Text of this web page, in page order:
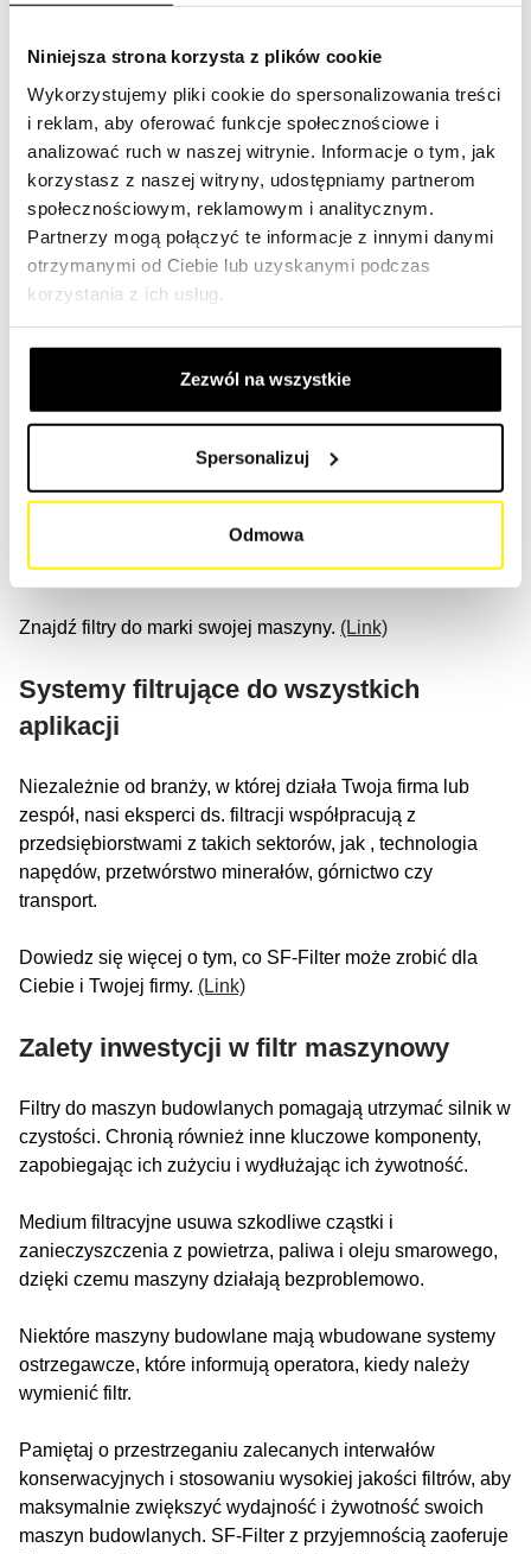
Niniejsza strona korzysta z plików cookie
Wykorzystujemy pliki cookie do spersonalizowania treści
i reklam, aby oferować funkcje społecznościowe i
analizować ruch w naszej witrynie. Informacje o tym, jak
korzystasz z naszej witryny, udostępniamy partnerom
społecznościowym, reklamowym i analitycznym.
Partnerzy mogą połączyć te informacje z innymi danymi
otrzymanymi od Ciebie lub uzyskanymi podczas
korzystania z ich usług.
Zezwól na wszystkie
Spersonalizuj
Odmowa
porównywarce filtrów.(Link)
Wyszukaj markę maszyny budowlanej
Chroń swoją maszynę budowlaną skutecznie – dzięki
naszemu wysokiej jakości urządzeniu filtracyjnemu,
odpowiedniemu dla wszystkich marek na rynku.
U nas znajdziesz elementy filtracyjne do wszystkich marek
topowe marki, takie jak Caterpillar, Komatsu, Volvo
Construction Equipment, Hitachi Construction Machinery,
Construction Equip, XCMG, Mitsubishi, Samsung,
Yamaha, Dieci, Astra czy Panda.
producenta, czy uniwersalnego filtra SF w najwyższej
jakości – mamy odpowiednie rozwiązanie dla Ciebie!
Znajdź filtry do marki swojej maszyny. (Link)
Systemy filtrujące do wszystkich
aplikacji
Niezależnie od branży, w której działa Twoja firma lub
zespół, nasi eksperci ds. filtracji współpracują z
przedsiębiorstwami z takich sektorów, jak , technologia
napędów, przetwórstwo minerałów, górnictwo czy
transport.
Dowiedz się więcej o tym, co SF-Filter może zrobić dla
Ciebie i Twojej firmy. (Link)
Zalety inwestycji w filtr maszynowy
Filtry do maszyn budowlanych pomagają utrzymać silnik w
czystości. Chronią również inne kluczowe komponenty,
zapobiegając ich zużyciu i wydłużając ich żywotność.
Medium filtracyjne usuwa szkodliwe cząstki i
zanieczyszczenia z powietrza, paliwa i oleju smarowego,
dzięki czemu maszyny działają bezproblemowo.
Niektóre maszyny budowlane mają wbudowane systemy
ostrzegawcze, które informują operatora, kiedy należy
wymienić filtr.
Pamiętaj o przestrzeganiu zalecanych interwałów
konserwacyjnych i stosowaniu wysokiej jakości filtrów, aby
maksymalnie zwiększyć wydajność i żywotność swoich
maszyn budowlanych. SF-Filter z przyjemnością zaoferuje